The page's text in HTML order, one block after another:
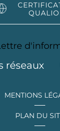
réseaux
MENTIONS
PLAN DU